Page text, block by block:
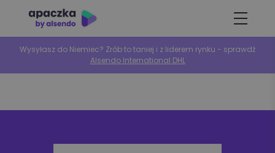
Wysyłasz do Niemiec? Zrób to taniej i z liderem rynku - sprawdź
Alsendo International DHL